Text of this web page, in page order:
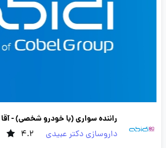
راننده سواری (با خودرو شخصی) - آقا
داروسازی دکتر عبیدی
4.2